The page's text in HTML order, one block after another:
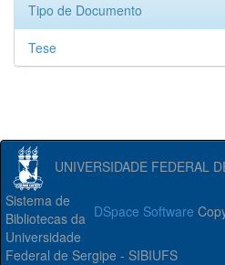
Tipo de Documento
Tese
UNIVERSIDADE FEDERAL
DSpace Software
Sistema de
Bibliotecas da
Universidade
Federal de Sergipe - SIBIUFS